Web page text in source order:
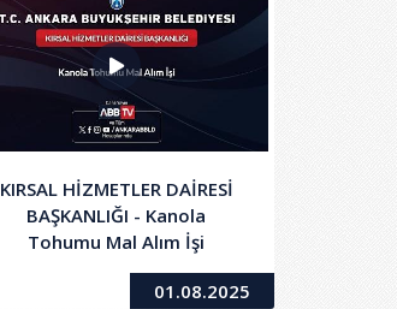
KIRSAL HİZMETLER DAİRESİ
BAŞKANLIĞI - Kanola
Tohumu Mal Alım İşi
01.08.2025